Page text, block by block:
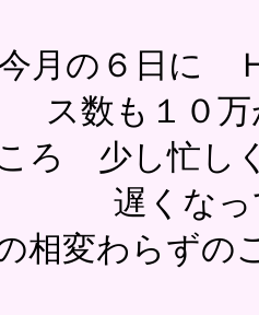
月の６日に
ス数も１０
ろ 少し忙し
遅くな
相変わらずの